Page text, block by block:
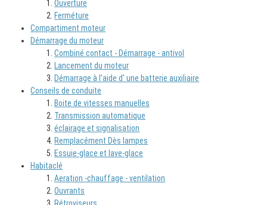
Ouverture
Ferméture
Compartiment moteur
Démarrage du moteur
Combiné contact - Démarrage - antivol
Lancement du moteur
Démarrage à l'aide d' une batterie auxiliaire
Conseils de conduite
Boite de vitesses manuelles
Transmission automatique
éclairage et signalisation
Remplacément Dès lampes
Essuie-glace et lave-glace
Habitaclé
Aeration -chauffage - ventilation
Ouvrants